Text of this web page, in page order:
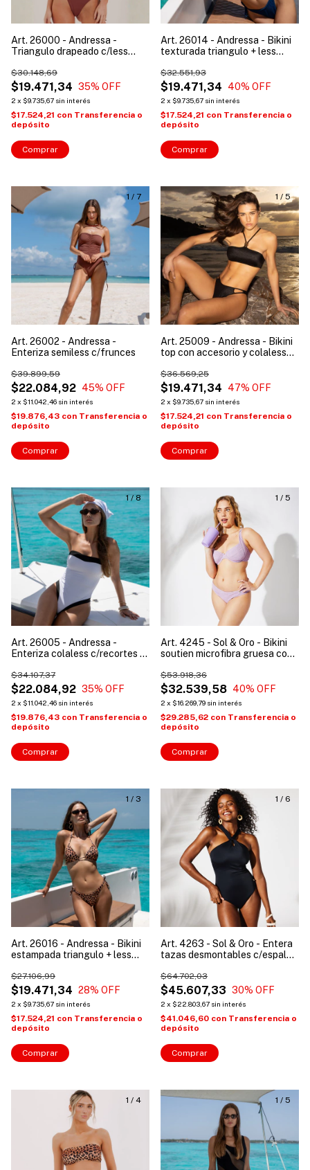
Art. 26000 - Andressa -
Triangulo drapeado c/less
$19.471,34
$30.148,69
35% OFF
2 x $9.735,67 sin interés
$17.524,21 con Transferencia o
depósito
Comprar
Art. 26014 - Andressa - Bikini
texturada triangulo + less
$19.471,34
$32.551,93
40% OFF
2 x $9.735,67 sin interés
$17.524,21 con Transferencia o
depósito
Comprar
1 / 7
Art. 26002 - Andressa -
Enteriza semiless c/frunces
$22.084,92
$39.899,59
45% OFF
2 x $11.042,46 sin interés
$19.876,43 con Transferencia o
depósito
Comprar
1 / 5
Art. 25009 - Andressa - Bikini
top con accesorio y colaless
$19.471,34
$36.569,25
47% OFF
2 x $9.735,67 sin interés
$17.524,21 con Transferencia o
depósito
Comprar
1/8
Art. 26005 - Andressa -
Enteriza colaless c/recortes a
$22.084,92
$34.107,37
35% OFF
2 x $11.042,46 sin interés
$19.876,43 con Transferencia o
depósito
Comprar
1 / 5
Art. 4245 - Sol & Oro - Bikini
soutien microfibra gruesa con
vedetina
$32.539,58
$53.918,36
40% OFF
2 x $16.269,79 sin interés
$29.285,62 con Transferencia o
depósito
Comprar
1 / 3
Art. 26016 - Andressa - Bikini
estampada triangulo + less
$19.471,34
$27.106,99
28% OFF
2 x $9.735,67 sin interés
$17.524,21 con Transferencia o
depósito
Comprar
1 / 6
Art. 4263 - Sol & Oro - Entera
tazas desmontables c/espalda
Olivia"
$45.607,33
$64.702,03
30% OFF
2 x $22.803,67 sin interés
$41.046,60 con Transferencia o
depósito
Comprar
1 / 4 1 / 5